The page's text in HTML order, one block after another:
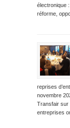
électronique
réforme,
reprises
novembre
Transfair sur
entreprises